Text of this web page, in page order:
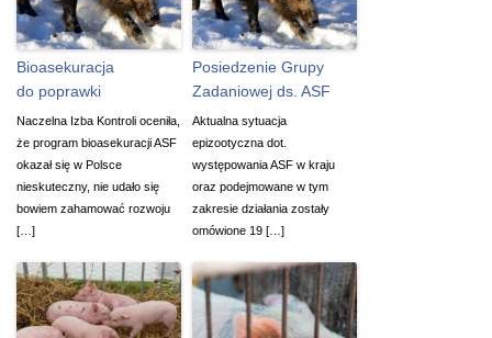
Bioasekuracja
do poprawki
Naczelna Izba Kontroli oceniła,
że program bioasekuracji ASF
okazał się w Polsce
nieskuteczny, nie udało się
bowiem zahamować rozwoju
[…]
Posiedzenie Grupy
Zadaniowej ds. ASF
Aktualna sytuacja
epizootyczna dot.
występowania ASF w kraju
oraz podejmowane w tym
zakresie działania zostały
omówione 19 […]